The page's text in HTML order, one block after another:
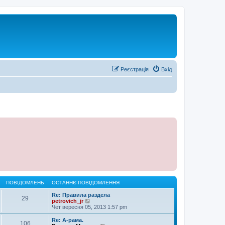
Вхід
Реєстрація
ПОВІДОМЛЕНЬ ОСТАННЄ ПОВІДОМЛЕННЯ
29
Re: Правила раздела
petrovich_jr
е
р
Чет вересня 05, 2013 1:57 pm
106
Re: А-рама.